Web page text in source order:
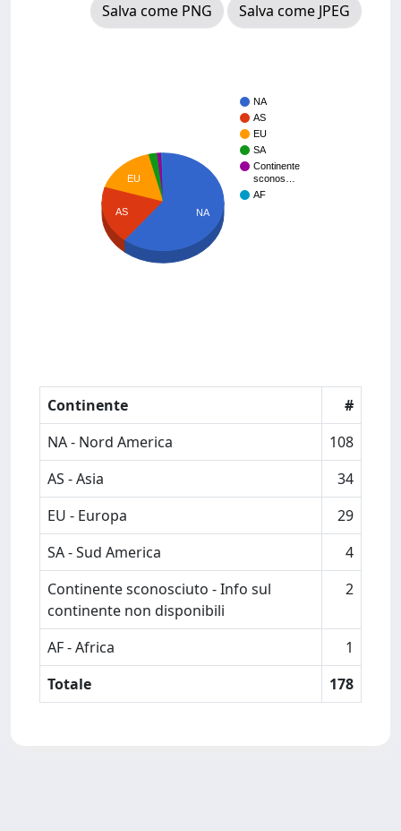
Salva come PNG
Salva come JPEG
NA
AS
EU
SA
Continente
sconos…
AF
EU
AS NA
Continente
#
NA - Nord America
108
AS - Asia
34
EU - Europa
29
SA - Sud America
4
Continente sconosciuto - Info sul
continente non disponibili
2
AF - Africa
1
Totale
178